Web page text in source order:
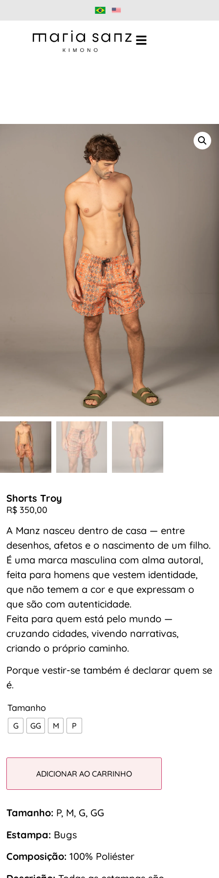
Shorts Troy
R$ 350,00
A Manz nasceu dentro de casa — entre
desenhos, afetos e o nascimento de um filho.
É uma marca masculina com alma autoral,
feita para homens que vestem identidade,
que não temem a cor e que expressam o
que são com autenticidade.
Feita para quem está pelo mundo —
cruzando cidades, vivendo narrativas,
criando o próprio caminho.
Porque vestir-se também é declarar quem se
é.
Tamanho
G GG M P
ADICIONAR AO CARRINHO
Tamanho: P, M, G, GG
Estampa: Bugs
Composição: 100% Poliéster